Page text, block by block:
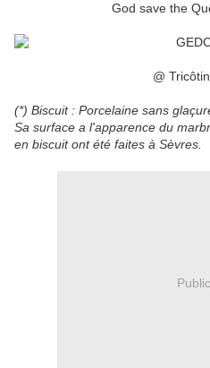
God save the
@
(*) Biscuit : Porcelaine sans
Sa surface a l'apparence du
en biscuit ont été faites à Sèvres.